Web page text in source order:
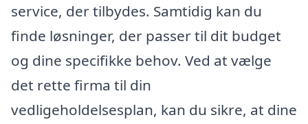
service, der tilbydes. Samtidig kan du
finde løsninger, der passer til dit budget
og dine specifikke behov. Ved at vælge
det rette firma til din
vedligeholdelsesplan, kan du sikre, at dine